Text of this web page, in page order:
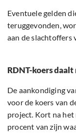
Eventuele gelden
teruggevonden,
aan de slachtoffers
RDNT-koers
De aankondiging
voor de koers van
project. Kort na het
procent van zijn